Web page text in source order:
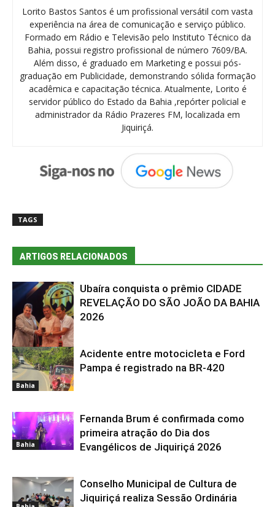
Lorito Bastos Santos é um profissional versátil com vasta
experiência na área de comunicação e serviço público.
Formado em Rádio e Televisão pelo Instituto Técnico da
Bahia, possui registro profissional de número 7609/BA.
Além disso, é graduado em Marketing e possui pós-
graduação em Publicidade, demonstrando sólida formação
acadêmica e capacitação técnica. Atualmente, Lorito é
servidor público do Estado da Bahia ,repórter policial e
administrador da Rádio Prazeres FM, localizada em
Jiquiriçá.
TAGS
ARTIGOS RELACIONADOS
Bahia
Ubaíra conquista o prêmio CIDADE
REVELAÇÃO DO SÃO JOÃO DA BAHIA
2026
Bahia
Acidente entre motocicleta e Ford
Pampa é registrado na BR-420
Bahia
Fernanda Brum é confirmada como
primeira atração do Dia dos
Evangélicos de Jiquiriçá 2026
Conselho Municipal de Cultura de
Jiquiriçá realiza Sessão Ordinária